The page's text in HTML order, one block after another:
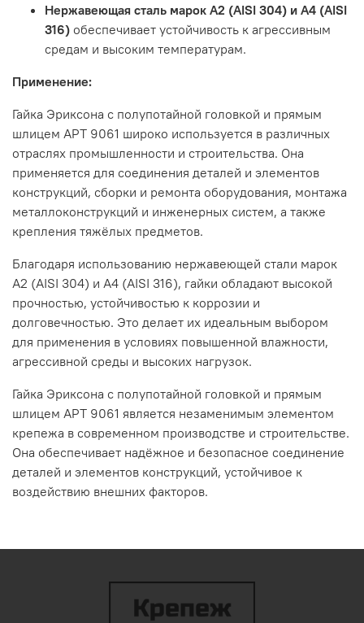
Нержавеющая сталь марок А2 (AISI 304) и А4 (AISI
316) обеспечивает устойчивость к агрессивным
средам и высоким температурам.
Применение:
Гайка Эриксона с полупотайной головкой и прямым
шлицем АРТ 9061 широко используется в различных
отраслях промышленности и строительства. Она
применяется для соединения деталей и элементов
конструкций, сборки и ремонта оборудования, монтажа
металлоконструкций и инженерных систем, а также
крепления тяжёлых предметов.
Благодаря использованию нержавеющей стали марок
А2 (AISI 304) и А4 (AISI 316), гайки обладают высокой
прочностью, устойчивостью к коррозии и
долговечностью. Это делает их идеальным выбором
для применения в условиях повышенной влажности,
агрессивной среды и высоких нагрузок.
Гайка Эриксона с полупотайной головкой и прямым
шлицем АРТ 9061 является незаменимым элементом
крепежа в современном производстве и строительстве.
Она обеспечивает надёжное и безопасное соединение
деталей и элементов конструкций, устойчивое к
воздействию внешних факторов.